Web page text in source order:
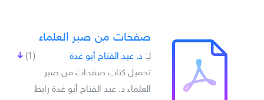
صفحات من صبر العلماء
(1) لـِ: د. عبد الفتاح أبو غدة
تحميل كتاب صفحات من صبر
العلماء د. عبد الفتاح أبو غدة رابط